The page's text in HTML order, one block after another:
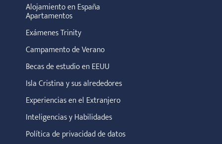
Alojamiento en España
Apartamentos
Exámenes Trinity
Campamento de Verano
Becas de estudio en EEUU
Isla Cristina y sus alrededores
Experiencias en el Extranjero
Inteligencias y Habilidades
Política de privacidad de datos